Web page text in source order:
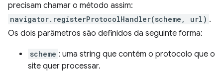
precisam chamar o método assim:
navigator.registerProtocolHandler(scheme, url) .
Os dois parâmetros são definidos da seguinte forma:
scheme : uma string que contém o protocolo que o
site quer processar.